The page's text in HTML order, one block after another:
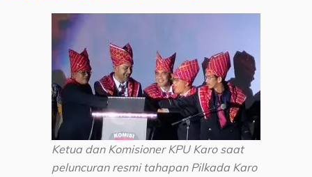
Ketua dan Komisioner KPU Karo saat
peluncuran resmi tahapan Pilkada Karo